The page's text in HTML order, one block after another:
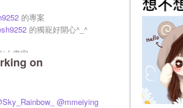
的專案
的獨寵好開心^_^
小畫家
對我不好我就對你不好
；我很可愛就對了（嘎滴ㄅ
on
@mmeiying